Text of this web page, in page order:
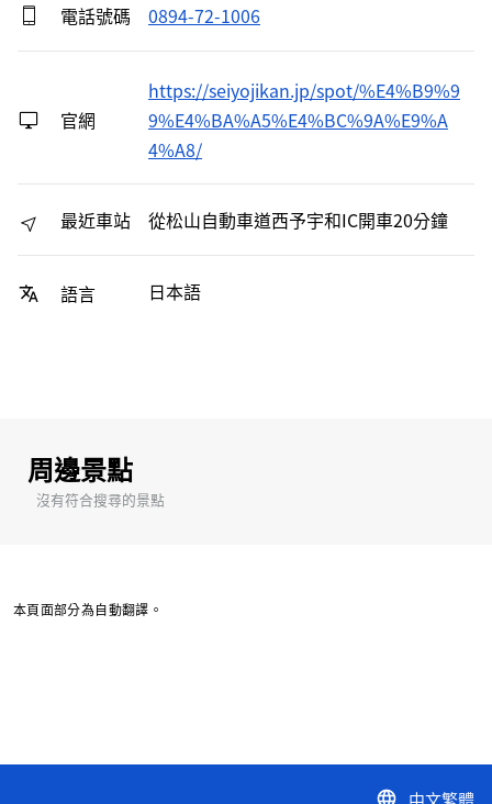
電話號碼 0894-72-1006
官網
https://seiyojikan.jp/spot/%E4%B9%9
9%E4%BA%A5%E4%BC%9A%E9%A
4%A8/
最近車站 從松山自動車道西予宇和IC開車20分鐘
語言 日本語
周邊景點
沒有符合搜尋的景點
本頁面部分為自動翻譯。
language 中文繁體